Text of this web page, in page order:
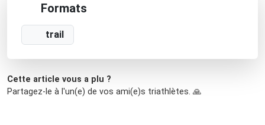
Formats
trail
Cette article vous a plu ?
Partagez-le à l'un(e) de vos ami(e)s triathlètes. 🙏